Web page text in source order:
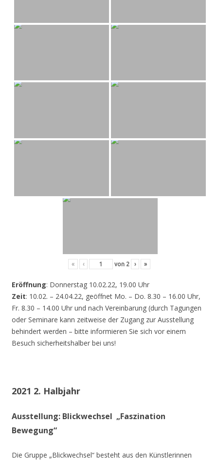
« ‹ von 2 › »
Eröffnung: Donnerstag 10.02.22, 19.00 Uhr
Zeit: 10.02. – 24.04.22, geöffnet Mo. – Do. 8.30 – 16.00 Uhr,
Fr. 8.30 – 14.00 Uhr und nach Vereinbarung (durch Tagungen
oder Seminare kann zeitweise der Zugang zur Ausstellung
behindert werden – bitte informieren Sie sich vor einem
Besuch sicherheitshalber bei uns!
2021 2. Halbjahr
Ausstellung: Blickwechsel „Faszination
Bewegung“
Die Gruppe „Blickwechsel“ besteht aus den Künstlerinnen